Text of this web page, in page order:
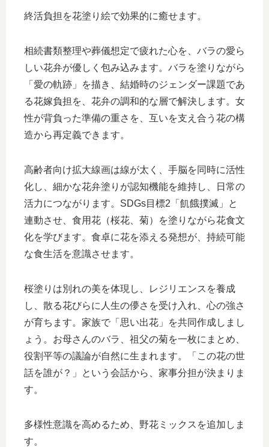
終活負担を花塗り絵で効果的に癒せます。
相続書類整理や葬儀想定で疲れた心を、バラの愛ら
しい花弁が優しく包み込みます。バラを塗りながら
「愛の軌跡」を描き、結婚時のジェンダー課題であ
る花嫁負担を、花弁の調和的な層で解決します。女
性が背負った準備の重さを、互いを支え合う花の構
造から再定義できます。
高齢者向け拡大線画は線が太く、手脳を同時に活性
化し、細かな花弁塗りが認知機能を維持し、日常の
活力につながります。SDGs目標2「飢餓撲滅」と
連動させ、食用花（桜花、菊）を塗りながら花食文
化を学びます。食卓に花を添える発想が、持続可能
な食生活を意識させます。
桜塗りは別れの美を体現し、レジリエンスを養成
し、散る花びらに人生の儚さを受け入れ、心の強さ
が育ちます。家族で「思い出花」を共同作成しまし
ょう。お母さんのバラ、祖父の菊を一枚にまとめ、
役割平等の議論が自然に生まれます。「この花の世
話を誰が？」という会話から、家事分担が決まりま
す。
多様性意識を高めるため、野花ミックスを追加しま
す。